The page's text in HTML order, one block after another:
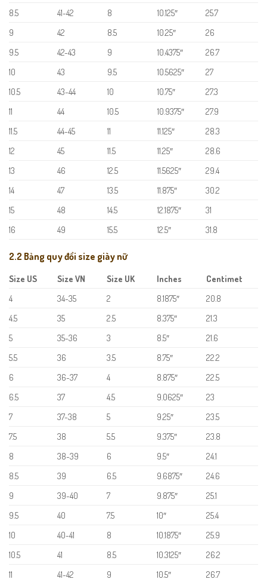
8.5
41-42 8 10.125″
25.7
9
42 8.5 10.25″
26
9.5
42-43 9 10.4375″
26.7
10
43 9.5 10.5625″
27
10.5
43-44 10 10.75″
27.3
11
44 10.5 10.9375″
27.9
11.5
44-45 11 11.125″
28.3
12
45 11.5 11.25″
28.6
13
46 12.5 11.5625″
29.4
14
47 13.5 11.875″
30.2
15
48 14.5 12.1875″
31
16
49 15.5 12.5″ 31.8
2.2 Bảng quy đổi size giày nữ
Size US Size VN Size UK Inches
Centimet
4
34-35 2 8.1875″
20.8
4.5
35 2.5 8.375″
21.3
5
35-36 3 8.5″
21.6
5.5
36 3.5 8.75″
22.2
6
36-37 4 8.875″
22.5
6.5
37 4.5 9.0625″
23
7
37-38 5 9.25″
23.5
7.5
38 5.5 9.375″
23.8
8
38-39 6 9.5″
24.1
8.5
39 6.5 9.6875″
24.6
9
39-40 7 9.875″
25.1
9.5
40 7.5 10″
25.4
10
40-41 8 10.1875″
25.9
10.5
41 8.5 10.3125″
26.2
11
41-42 9 10.5″ 26.7